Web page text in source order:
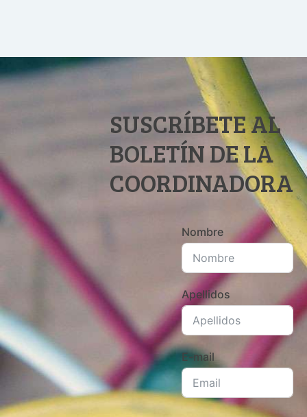
SUSCRÍBETE AL
BOLETÍN DE LA
COORDINADORA
Nombre
Apellidos
E-mail